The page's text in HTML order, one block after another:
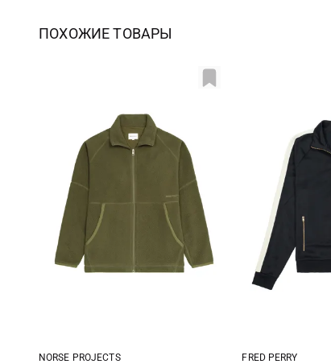
ПОХОЖИЕ ТОВАРЫ
NORSE PROJECTS
FRED PERRY